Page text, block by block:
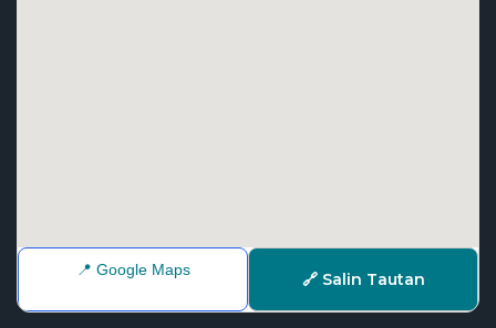
📍 Google Maps 🔗 Salin Tautan